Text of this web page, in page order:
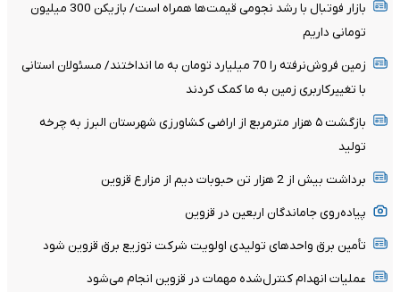
بازار فوتبال با رشد نجومی قیمت‌ها همراه است/ بازیکن 300 میلیون
تومانی داریم
زمین فروش‌نرفته را 70 میلیارد تومان به ما انداختند/ مسئولان استانی
با تغییرکاربری زمین به ما کمک کردند
بازگشت ۵ هزار مترمربع از اراضی کشاورزی شهرستان البرز به چرخه
تولید
برداشت بیش از 2 هزار تن حبوبات دیم از مزارع قزوین
پیاده‌روی جاماندگان اربعین در قزوین
تأمین برق واحدهای تولیدی اولویت شرکت توزیع برق قزوین شود
عملیات انهدام کنترل‌شده مهمات در قزوین انجام می‌شود